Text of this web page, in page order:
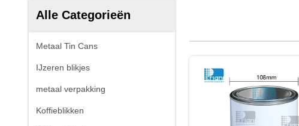
Alle Categorieën
Metaal Tin Cans
IJzeren blikjes
metaal verpakking
Koffieblikken